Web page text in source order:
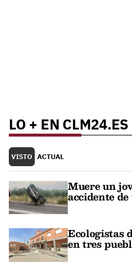
LO + EN CLM24.ES
VISTO ACTUAL
Muere un
accidente
Ecologistas
en tres